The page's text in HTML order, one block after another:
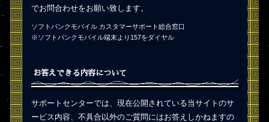
でお問合わせをお願い致します。
ソフトバンクモバイル カスタマーサポート総合窓口
※ソフトバンクモバイル端末より157をダイヤル
お答えできる内容について
サポートセンターでは、現在公開されている当サイトのサ
ービス内容、不具合以外のご質問にはお答えしかねますの